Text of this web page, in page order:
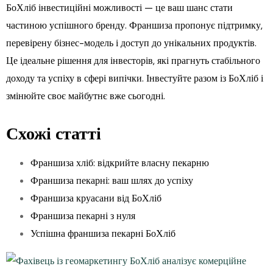
БоХліб інвестиційні можливості — це ваш шанс стати
частиною успішного бренду. Франшиза пропонує підтримку,
перевірену бізнес-модель і доступ до унікальних продуктів.
Це ідеальне рішення для інвесторів, які прагнуть стабільного
доходу та успіху в сфері випічки. Інвестуйте разом із БоХліб і
змінюйте своє майбутнє вже сьогодні.
Схожі статті
Франшиза хліб: відкрийте власну пекарню
Франшиза пекарні: ваш шлях до успіху
Франшиза круасани від БоХліб
Франшиза пекарні з нуля
Успішна франшиза пекарні БоХліб